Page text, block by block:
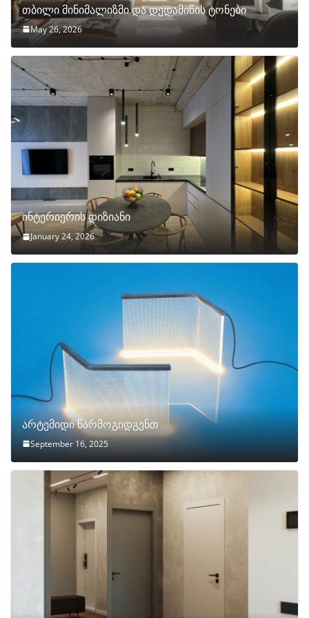
თბილი მინიმალიზმი და დედამიწის ტონები
May 26, 2026
ინტერიერის დიზიანი
January 24, 2026
არტემიდი წარმოგიდგენთ
September 16, 2025